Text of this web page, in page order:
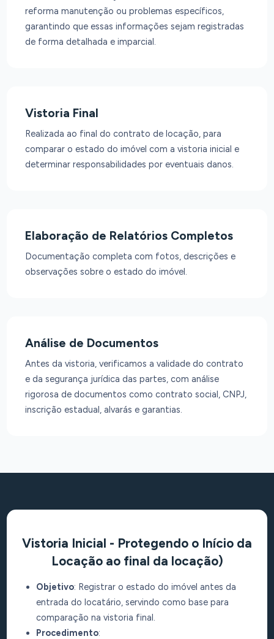
reforma manutenção ou problemas específicos,
garantindo que essas informações sejam registradas
de forma detalhada e imparcial.
Vistoria Final
Realizada ao final do contrato de locação, para
comparar o estado do imóvel com a vistoria inicial e
determinar responsabilidades por eventuais danos.
Elaboração de Relatórios Completos
Documentação completa com fotos, descrições e
observações sobre o estado do imóvel.
Análise de Documentos
Antes da vistoria, verificamos a validade do contrato
e da segurança jurídica das partes, com análise
rigorosa de documentos como contrato social, CNPJ,
inscrição estadual, alvarás e garantias.
Vistoria Inicial - Protegendo o Início da
Locação ao final da locação)
Objetivo: Registrar o estado do imóvel antes da
entrada do locatário, servindo como base para
comparação na vistoria final.
Procedimento: